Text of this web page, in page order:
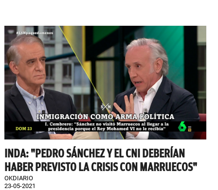
INDA: "PEDRO SÁNCHEZ Y EL CNI DEBERÍAN
HABER PREVISTO LA CRISIS CON MARRUECOS"
OKDIARIO
23-05-2021